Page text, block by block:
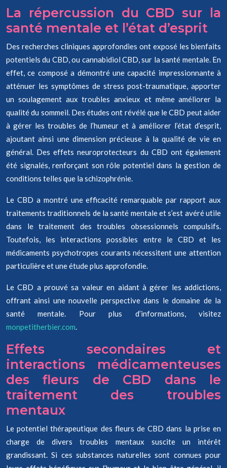
La répercussion du CBD sur la
santé mentale et l’état d’esprit
Des recherches cliniques approfondies ont exposé les bienfaits
potentiels du CBD, ou cannabidiol CBD, sur la santé mentale. En
effet, ce composé a démontré une capacité impressionnante à
atténuer les symptômes de stress post-traumatique, apporter
un soulagement aux troubles anxieux et même améliorer la
qualité du sommeil. Des études ont révélé que le CBD peut aider
à gérer les troubles de l’humeur et à améliorer l’état d’esprit,
ajoutant ainsi une dimension précieuse à la qualité de vie en
général. Des effets neuroprotecteurs du CBD ont également
été signalés, renforçant son rôle potentiel dans la gestion de
conditions telles que la schizophrénie.
Le CBD a montré une efficacité remarquable par rapport aux
traitements traditionnels de la santé mentale et s’est avéré utile
dans le traitement des troubles obsessionnels compulsifs.
Toutefois, les interactions possibles entre le CBD et les
médicaments psychotropes courants nécessitent une attention
particulière et une étude plus approfondie.
Le CBD a prouvé sa valeur en aidant à gérer les addictions,
offrant ainsi une nouvelle perspective dans le domaine de la
santé mentale. Pour plus d’informations, visitez
monpetitherbier.com.
Effets secondaires et
interactions médicamenteuses
des fleurs de CBD dans le
traitement des troubles
mentaux
Le potentiel thérapeutique des fleurs de CBD dans la prise en
charge de divers troubles mentaux suscite un intérêt
grandissant. Si ces substances naturelles sont connues pour